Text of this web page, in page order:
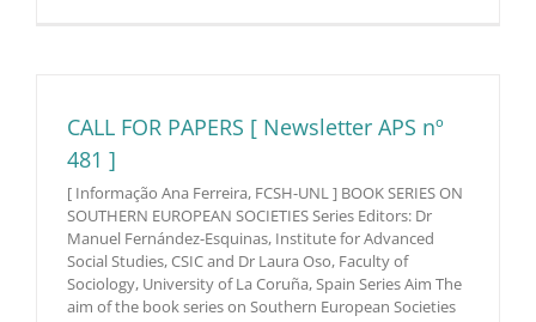
CALL FOR PAPERS [ Newsletter APS nº
481 ]
[ Informação Ana Ferreira, FCSH-UNL ] BOOK SERIES ON
SOUTHERN EUROPEAN SOCIETIES Series Editors: Dr
Manuel Fernández-Esquinas, Institute for Advanced
Social Studies, CSIC and Dr Laura Oso, Faculty of
Sociology, University of La Coruña, Spain Series Aim The
aim of the book series on Southern European Societies